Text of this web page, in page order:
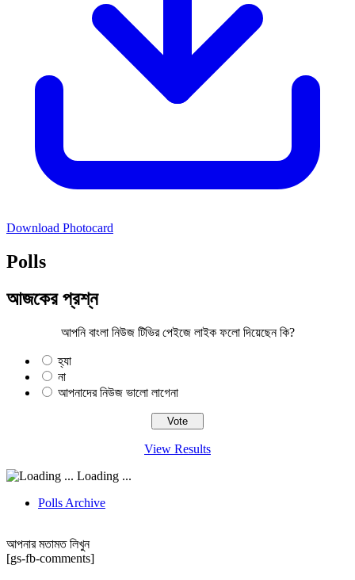
Download Photocard
Polls
আজকের প্রশ্ন
আপনি বাংলা নিউজ টিভির পেইজে লাইক ফলো দিয়েছেন কি?
হ্যা
না
আপনাদের নিউজ ভালো লাগেনা
View Results
Loading ...
Polls Archive
আপনার মতামত লিখুন
[gs-fb-comments]